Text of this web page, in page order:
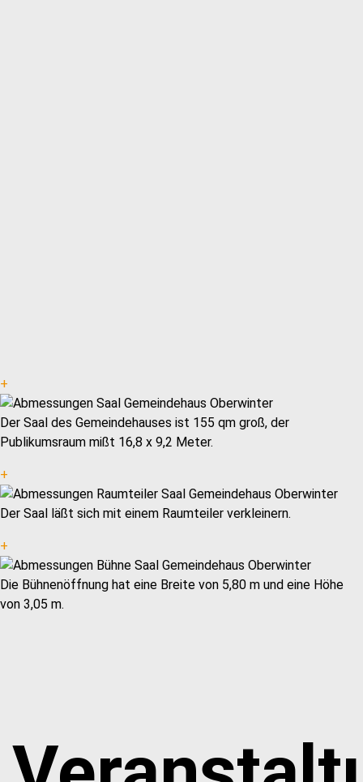
+
Der Saal des Gemeindehauses ist 155 qm groß, der
Publikumsraum mißt 16,8 x 9,2 Meter.
+
Der Saal läßt sich mit einem Raumteiler verkleinern.
+
Die Bühnenöffnung hat eine Breite von 5,80 m und eine Höhe
von 3,05 m.